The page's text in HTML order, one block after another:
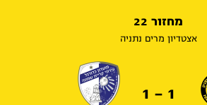
מחזור 22
אצטדיון מרים נתניה
1 - 1